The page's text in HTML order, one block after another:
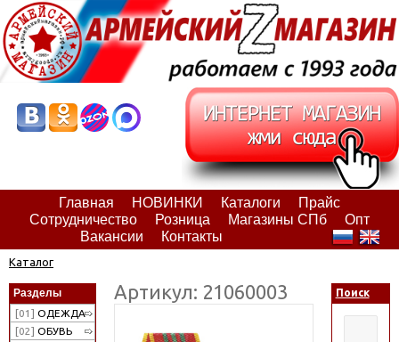
Главная НОВИНКИ Каталоги
Прайс
Сотрудничество
Розница Магазины СПб
Опт
Вакансии
Контакты
Каталог
Разделы
[01] ОДЕЖДА
[02] ОБУВЬ
Артикул: 21060003 Поиск